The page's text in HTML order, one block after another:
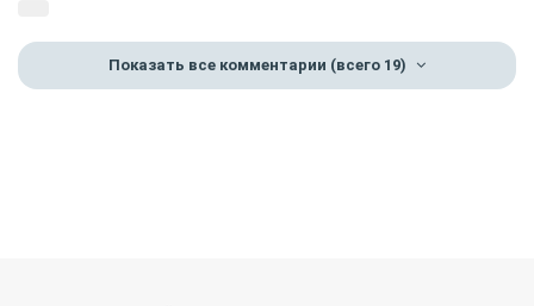
Показать все комментарии (всего 19)